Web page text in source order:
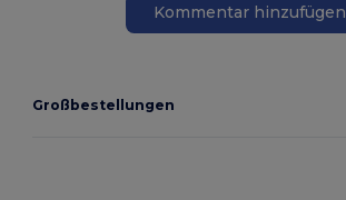
Kommentar hinzufügen
Großbestellungen